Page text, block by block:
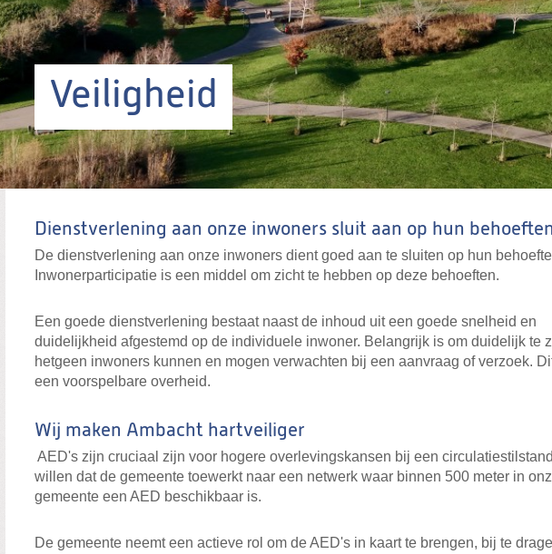
Veiligheid
Dienstverlening aan onze inwoners sluit aan op hun behoeften
De dienstverlening aan onze inwoners dient goed aan te sluiten op hun
Inwonerparticipatie is een middel om zicht te hebben op deze behoeften.
Een goede dienstverlening bestaat naast de inhoud uit een goede snelheid en
duidelijkheid afgestemd op de individuele inwoner. Belangrijk is om duidelijk te
hetgeen inwoners kunnen en mogen verwachten bij een aanvraag of verzoek.
een voorspelbare overheid.
Wij maken Ambacht hartveiliger
AED's zijn cruciaal zijn voor hogere overlevingskansen bij een
willen dat de gemeente toewerkt naar een netwerk waar binnen 500 meter in
gemeente een AED beschikbaar is.
De gemeente neemt een actieve rol om de AED's in kaart te brengen, bij te